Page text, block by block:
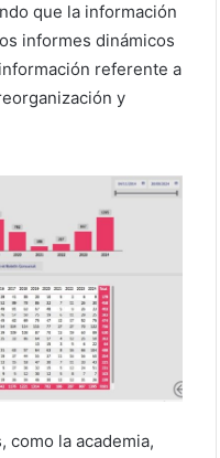
que la información
informes dinámicos
referente a
y
la academia,